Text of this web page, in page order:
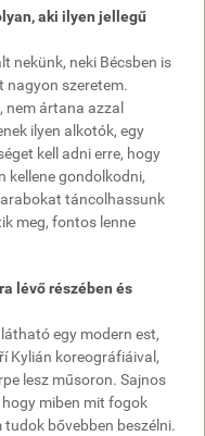
aki ilyen jellegű
nekünk, neki Bécsben is
nagyon szeretem.
nem ártana azzal
ilyen alkotók, egy
kell adni erre, hogy
kellene gondolkodni,
táncolhassunk
meg, fontos lenne
lévő részében és
egy modern est,
Kylián koreográfiáival,
lesz műsoron. Sajnos
miben mit fogok
bővebben beszélni.